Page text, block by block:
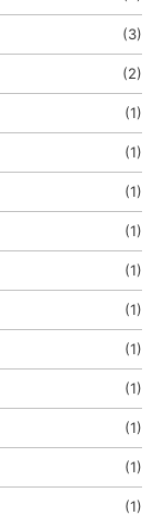
(3)
(2)
(1)
(1)
(1)
(1)
(1)
(1)
(1)
(1)
(1)
(1)
(1)